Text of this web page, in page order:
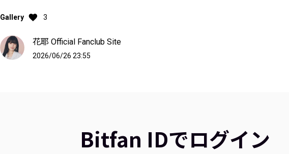
Gallery 3
花耶 Official Fanclub Site
2026/06/26 23:55
Bitfan IDでログイン